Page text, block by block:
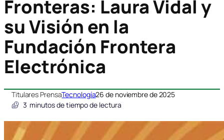
Fronteras: Laura Vidal y
su Visión en la
Fundación Frontera
Electrónica
Titulares PrensaTecnología26 de noviembre de 2025
3 minutos de tiempo de lectura